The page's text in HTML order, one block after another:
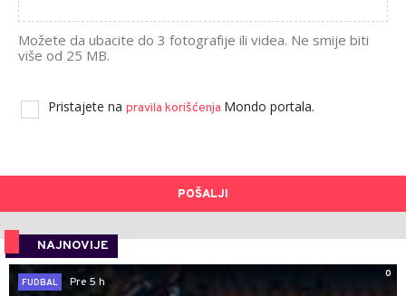
Možete da ubacite do 3 fotografije ili videa. Ne smije biti
više od 25 MB.
Pristajete na pravila korišćenja Mondo portala.
POŠALJI
NAJNOVIJE
0
FUDBAL
Pre 5 h